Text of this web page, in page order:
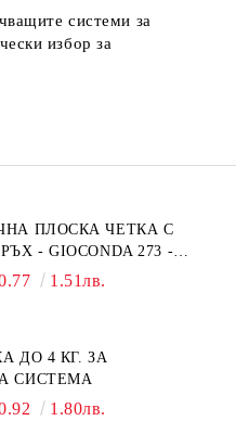
системи за
избор за
ПЛОСКА ЧЕТКА С
- GIOCONDA 273 -
1.51лв.
ДО 4 КГ. ЗА
СИСТЕМА
1.80лв.